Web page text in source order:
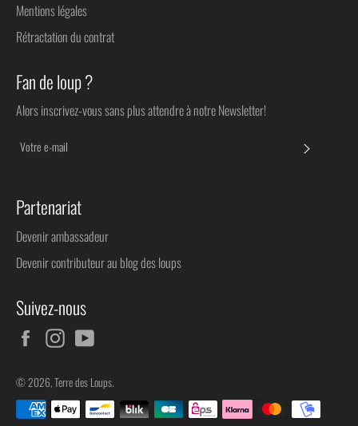
Mentions légales
Rétractation du contrat
Fan de loup ?
Alors inscrivez-vous sans plus attendre à notre Newsletter!
Partenariat
Devenir ambassadeur
Devenir contributeur au blog des loups
Suivez-nous
FacebookInstagram
© 2026,Terre des Loups.
Méthodes
de